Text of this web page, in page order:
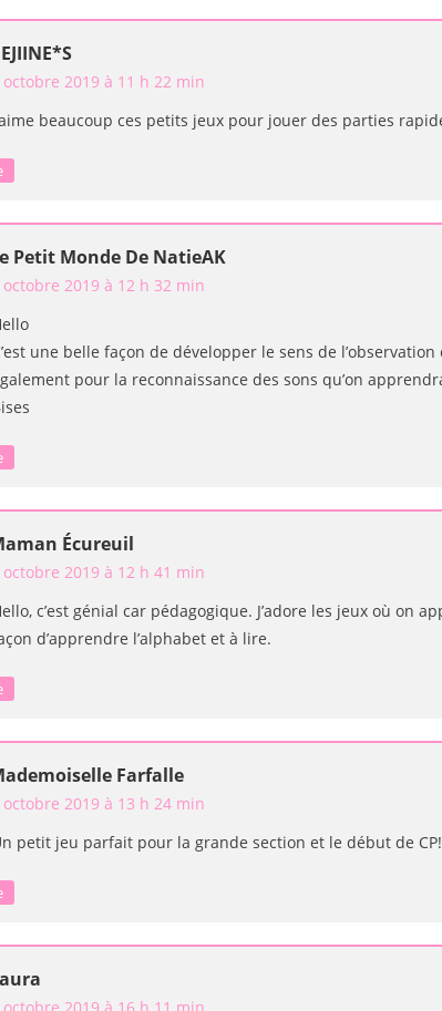
octobre 2019 à 11 h 22 min
beaucoup ces petits jeux pour jouer des parties
Petit Monde De NatieAK
octobre 2019 à 12 h 32 min
une belle façon de développer le sens de
pour la reconnaissance des sons qu’on
Écureuil
octobre 2019 à 12 h 41 min
c’est génial car pédagogique. J’adore les jeux où on
d’apprendre l’alphabet et à lire.
Farfalle
octobre 2019 à 13 h 24 min
petit jeu parfait pour la grande section et le début de CP!